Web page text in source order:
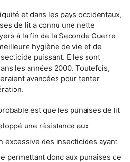
et dans les pays occidentaux,
de lit a connu une nette
à la fin de la Seconde Guerre
hygiène de vie et de
puissant. Elles sont
les années 2000. Toutefois,
avancées pour tenter
est que les punaises de lit
une résistance aux
excessive des insecticides ayant
permettant donc aux punaises de